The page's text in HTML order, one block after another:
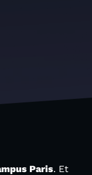
Paris. Et